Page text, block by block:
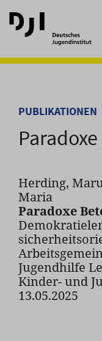
Direkt
zum
Hauptinhalt
Direkt
zum
Hauptmenü
PUBLIKATIONEN
Herding,
Maria
Paradoxe
Jugendhilfe
Kinder- und
13.05.2025